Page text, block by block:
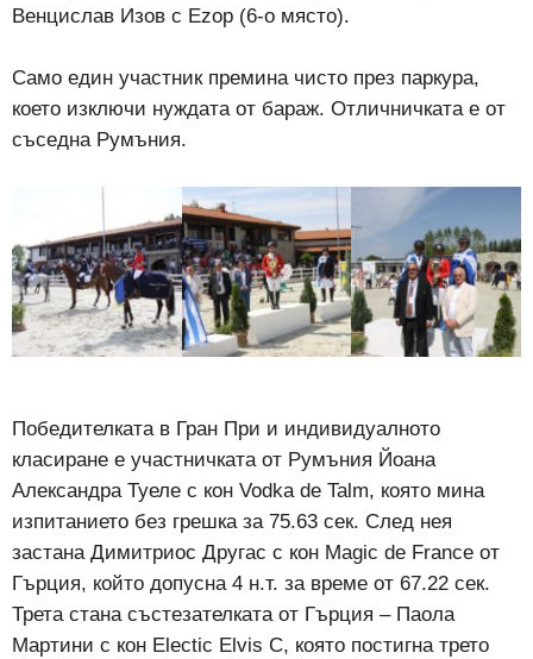
Венцислав Изов с Ezop (6-о място).
Само един участник премина чисто през паркура,
което изключи нуждата от бараж. Отличничката е от
съседна Румъния.
Победителката в Гран При и индивидуалното
класиране е участничката от Румъния Йоана
Александра Туеле с кон Vodka de Talm, която мина
изпитанието без грешка за 75.63 сек. След нея
застана Димитриос Другас с кон Magic de France от
Гърция, който допусна 4 н.т. за време от 67.22 сек.
Трета стана състезателката от Гърция – Паола
Мартини с кон Electic Elvis C, която постигна трето